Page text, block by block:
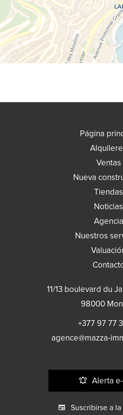
Página
Ventas
Nueva
Tiendas
Noticias
Agencia
Nuestros
11/13 boulevard du
98000
+377 97 77
agence@mazza-
Alerta
Suscribirse a